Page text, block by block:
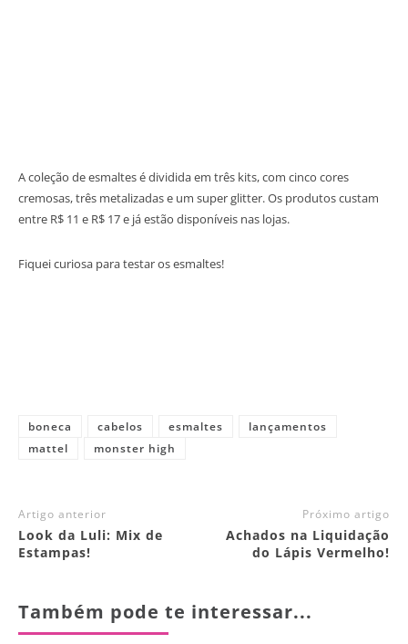
A coleção de esmaltes é dividida em três kits, com cinco cores
cremosas, três metalizadas e um super glitter. Os produtos custam
entre R$ 11 e R$ 17 e já estão disponíveis nas lojas.
Fiquei curiosa para testar os esmaltes!
boneca cabelos esmaltes
lançamentos
mattel
monster high
Artigo anterior
Look da Luli: Mix de
Estampas!
Próximo artigo
Achados na Liquidação
do Lápis Vermelho!
Também pode te interessar...